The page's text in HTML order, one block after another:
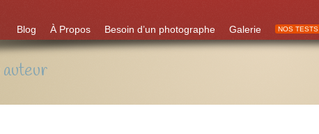
Aller à:
Blog À Propos Besoin d’un photographe Galerie NOS TESTS